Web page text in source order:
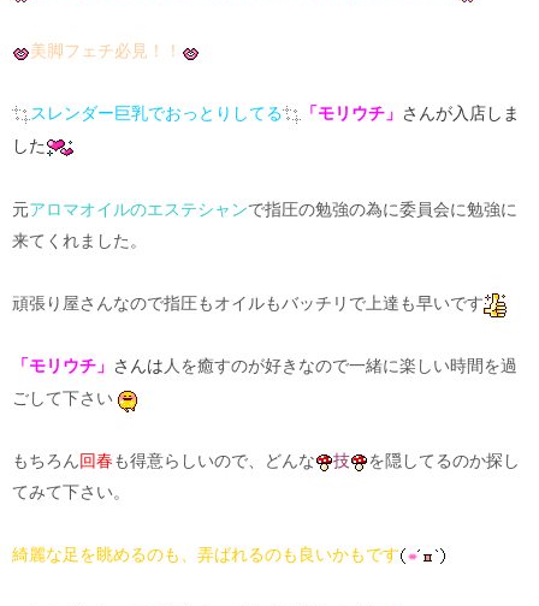
美脚フェチ必見！！
スレンダー巨乳でおっとりしてる 「モリウチ」 さんが入店しま
した
元アロマオイルのエステシャンで指圧の勉強の為に委員会に勉強に
来てくれました。
頑張り屋さんなので指圧もオイルもバッチリで上達も早いです
「モリウチ」 さんは 人を癒すのが好きなので一緒に楽しい時間を過
ごして下さい
もちろん回春も得意らしいので、どんな 技
を隠してるのか探し
てみて下さい。
綺麗な足を眺めるのも、弄ばれるのも良いかもです